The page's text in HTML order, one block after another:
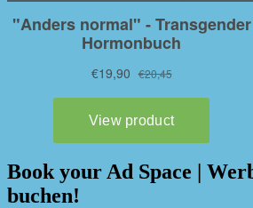
Book your Ad Space |
buchen!